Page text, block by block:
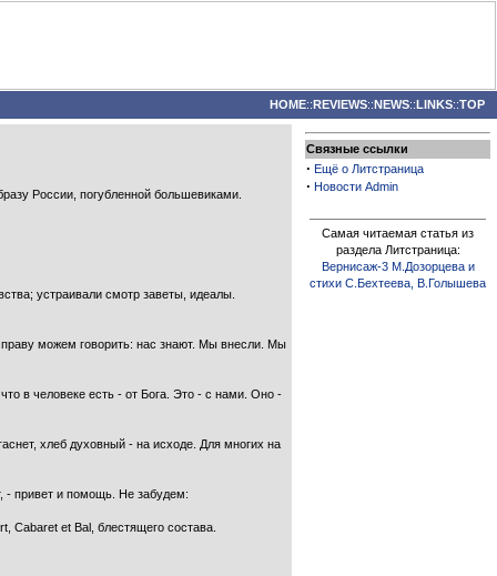
HOME::REVIEWS::NEWS::LINKS::TOP
России, погубленной большевиками.
устраивали смотр заветы, идеалы.
праву можем говорить: нас знают. Мы внесли. Мы
в человеке есть - от Бога. Это - с нами. Оно -
хлеб духовный - на исходе. Для многих на
- привет и помощь. Не забудем:
Cabaret et Bal, блестящего состава.
Связные ссылки
· Ещё о Литстраница
· Новости Admin
Самая читаемая статья из
раздела Литстраница:
Вернисаж-3 М.Дозорцева и
стихи С.Бехтеева, В.Голышева